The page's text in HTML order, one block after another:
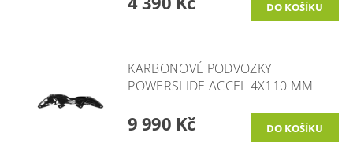
KARBONOVÉ PODVOZKY
POWERSLIDE ACCEL 4X110 MM
9 990 Kč